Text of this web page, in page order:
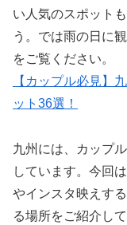
い人気のスポット
う。では雨の日に
をご覧ください。
【カップル必見】
ット36選！
九州には、カップ
しています。今回
やインスタ映えす
る場所をご紹介し